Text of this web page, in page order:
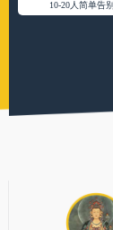
10-20人简单告